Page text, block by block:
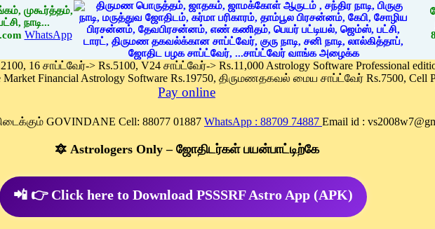
முகூர்த்தம்,
நாடி...
WhatsApp
16 சாப்ட்வேர்-> Rs.5100, V24 சாப்ட்வேர்-> Rs.11,000 Astrology Software Professional
Market Financial Astrology Software Rs.19750, திருமணதகவல் மைய சாப்ட்வேர் Rs.7500, Cell
Pay online
GOVINDANE Cell: 88077 01887 WhatsApp : 88709 74887 Email id :
🔯 Astrologers Only – ஜோதிடர்கள் பயன்பாட்டிற்கே
📲 👉 Click here to Download PSSSRF Astro App (APK)